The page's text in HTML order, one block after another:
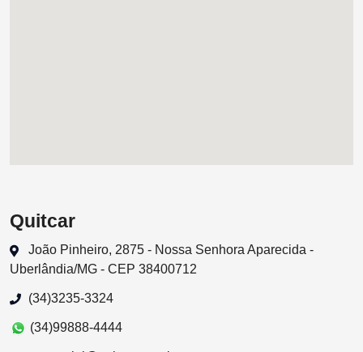
Quitcar
João Pinheiro, 2875 - Nossa Senhora Aparecida -
Uberlândia/MG - CEP 38400712
(34)3235-3324
(34)99888-4444